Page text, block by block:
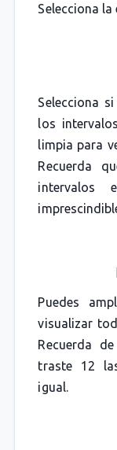
Selecciona la
Selecciona
los
limpia para
Recuerda
Puedes
visualizar
Recuerda
traste 12
igual.